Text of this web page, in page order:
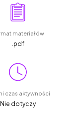
materiałów
.pdf
czas aktywności
Nie dotyczy